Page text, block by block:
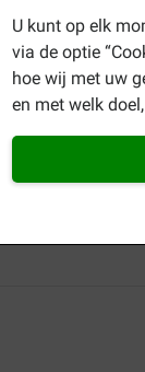
U kunt op elk
via de optie
hoe wij met uw
en met welk
het goed af.
het
is dit Royal